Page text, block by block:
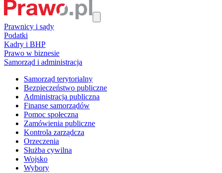
Prawnicy i sądy
Podatki
Kadry i BHP
Prawo w biznesie
Samorząd i administracja
Samorząd terytorialny
Bezpieczeństwo publiczne
Administracja publiczna
Finanse samorządów
Pomoc społeczna
Zamówienia publiczne
Kontrola zarządcza
Orzeczenia
Służba cywilna
Wojsko
Wybory